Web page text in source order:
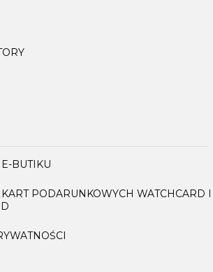
BUTIKU
PODARUNKOWYCH WATCHCARD I